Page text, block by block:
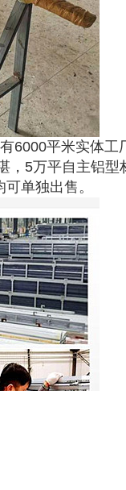
6000平米实体工
，5万平自主铝型
单独出售。